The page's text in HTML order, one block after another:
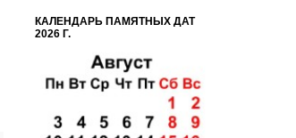
КАЛЕНДАРЬ ПАМЯТНЫХ ДАТ
2026 Г.